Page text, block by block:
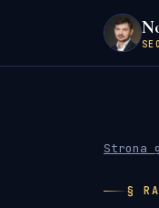
Strona
§